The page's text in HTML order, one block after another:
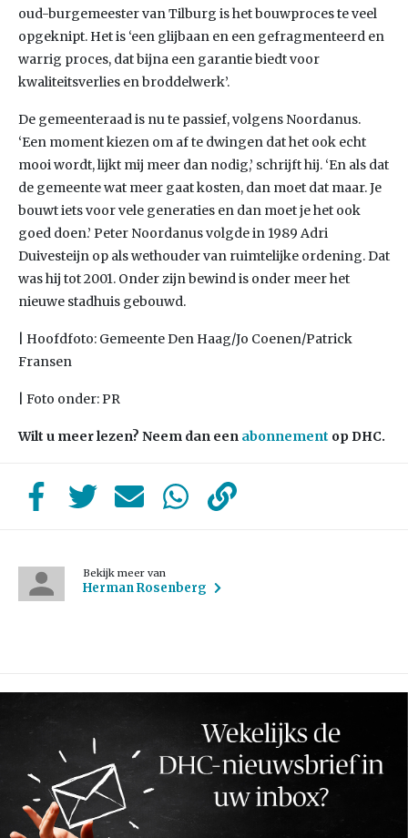
oud-burgemeester van Tilburg is het bouwproces te veel
opgeknipt. Het is ‘een glijbaan en een gefragmenteerd en
warrig proces, dat bijna een garantie biedt voor
kwaliteitsverlies en broddelwerk’.
De gemeenteraad is nu te passief, volgens Noordanus.
‘Een moment kiezen om af te dwingen dat het ook echt
mooi wordt, lijkt mij meer dan nodig,’ schrijft hij. ‘En als dat
de gemeente wat meer gaat kosten, dan moet dat maar. Je
bouwt iets voor vele generaties en dan moet je het ook
goed doen.’ Peter Noordanus volgde in 1989 Adri
Duivesteijn op als wethouder van ruimtelijke ordening. Dat
was hij tot 2001. Onder zijn bewind is onder meer het
nieuwe stadhuis gebouwd.
| Hoofdfoto: Gemeente Den Haag/Jo Coenen/Patrick
Fransen
| Foto onder: PR
Wilt u meer lezen? Neem dan een abonnement op DHC.
Bekijk meer van
Herman Rosenberg